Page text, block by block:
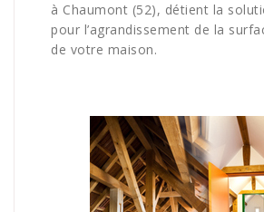
à Chaumont (52), détient la
pour l’agrandissement de la
de votre maison.